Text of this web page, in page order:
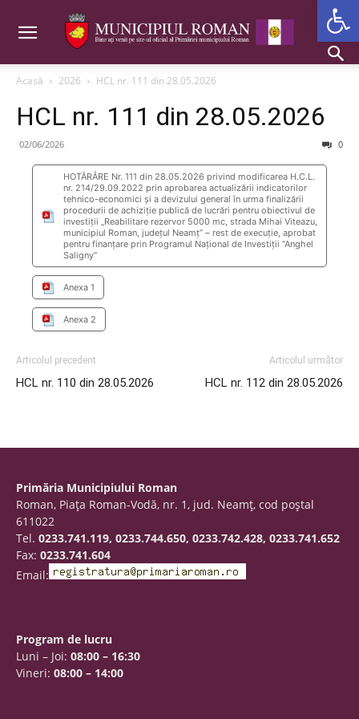
Acasă 2026 HCL nr. 111 din 28.05.2026
HCL nr. 111 din 28.05.2026
02/06/2026 0
HOTĂRÂRE Nr. 111 din 28.05.2026 privind modificarea H.C.L.
nr. 214/29.09.2022 prin aprobarea actualizării indicatorilor
tehnico-economici și a devizului general în urma finalizării
procedurii de achiziție publică de lucrări pentru obiectivul de
investiții „Reabilitare rezervor 5000 mc, strada Mihai Viteazu,
municipiul Roman, județul Neamț” – rest de execuție, aprobat
pentru finanțare prin Programul Național de Investiții ”Anghel
Saligny”
Anexa 1
Anexa 2
Articolul precedent
HCL nr. 110 din 28.05.2026
Articolul următor
HCL nr. 112 din 28.05.2026
Primăria Municipiului Roman
Roman, Piaţa Roman-Vodă, nr. 1, jud. Neamţ, cod poştal
611022
Tel. 0233.741.119, 0233.744.650, 0233.742.428, 0233.741.652
Fax: 0233.741.604
Email:
Program de lucru
Luni – Joi: 08:00 – 16:30
Vineri: 08:00 – 14:00